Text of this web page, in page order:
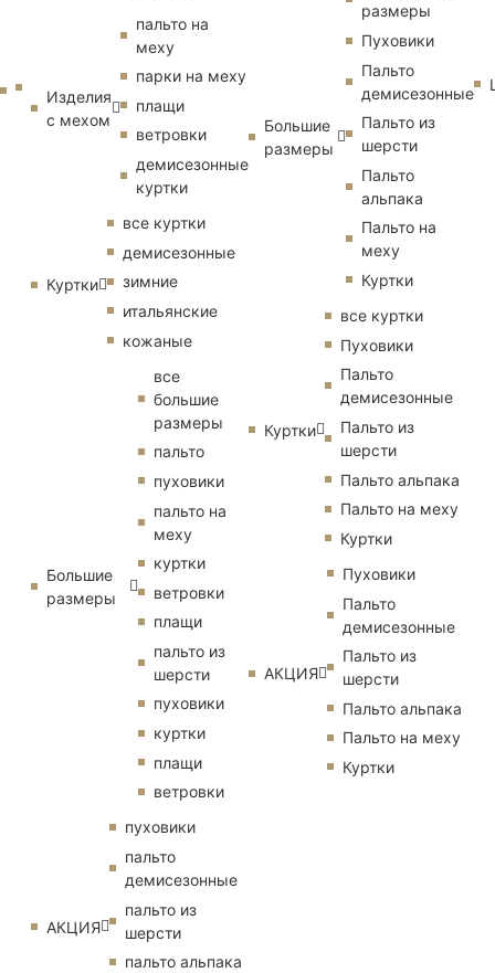
Изделия
с мехом
пальто на
меху
парки на меху
плащи
ветровки
демисезонные
куртки
Куртки
все куртки
демисезонные
зимние
итальянские
кожаные
Большие
размеры
все
большие
размеры
пальто
пуховики
пальто на
меху
куртки
ветровки
плащи
пальто из
шерсти
пуховики
куртки
плащи
ветровки
АКЦИЯ
пуховики
пальто
демисезонные
пальто из
шерсти
пальто альпака
Большие
размеры
размеры
Пуховики
Пальто
демисезонные
Пальто из
шерсти
Пальто
альпака
Пальто на
меху
Куртки
Куртки
все куртки
Пуховики
Пальто
демисезонные
Пальто из
шерсти
Пальто альпака
Пальто на меху
Куртки
АКЦИЯ
Пуховики
Пальто
демисезонные
Пальто из
шерсти
Пальто альпака
Пальто на меху
Куртки